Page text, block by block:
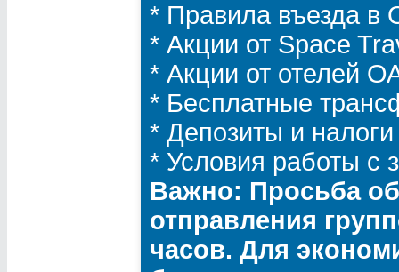
* Правила въезда
* Акции от Space
* Акции от отелей
* Бесплатные
* Депозиты и
* Условия работы с
Важно: Просьба
отправления
часов. Для